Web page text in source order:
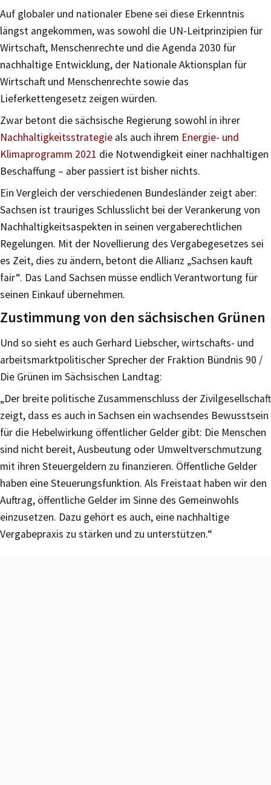
Auf globaler und nationaler Ebene sei diese Erkenntnis
längst angekommen, was sowohl die UN-Leitprinzipien für
Wirtschaft, Menschenrechte und die Agenda 2030 für
nachhaltige Entwicklung, der Nationale Aktionsplan für
Wirtschaft und Menschenrechte sowie das
Lieferkettengesetz zeigen würden.
Zwar betont die sächsische Regierung sowohl in ihrer
Nachhaltigkeitsstrategie als auch ihrem Energie- und
Klimaprogramm 2021 die Notwendigkeit einer nachhaltigen
Beschaffung – aber passiert ist bisher nichts.
Ein Vergleich der verschiedenen Bundesländer zeigt aber:
Sachsen ist trauriges Schlusslicht bei der Verankerung von
Nachhaltigkeitsaspekten in seinen vergaberechtlichen
Regelungen. Mit der Novellierung des Vergabegesetzes sei
es Zeit, dies zu ändern, betont die Allianz „Sachsen kauft
fair“. Das Land Sachsen müsse endlich Verantwortung für
seinen Einkauf übernehmen.
Zustimmung von den sächsischen Grünen
Und so sieht es auch Gerhard Liebscher, wirtschafts- und
arbeitsmarktpolitischer Sprecher der Fraktion Bündnis 90 /
Die Grünen im Sächsischen Landtag:
„Der breite politische Zusammenschluss der Zivilgesellschaft
zeigt, dass es auch in Sachsen ein wachsendes Bewusstsein
für die Hebelwirkung öffentlicher Gelder gibt: Die Menschen
sind nicht bereit, Ausbeutung oder Umweltverschmutzung
mit ihren Steuergeldern zu finanzieren. Öffentliche Gelder
haben eine Steuerungsfunktion. Als Freistaat haben wir den
Auftrag, öffentliche Gelder im Sinne des Gemeinwohls
einzusetzen. Dazu gehört es auch, eine nachhaltige
Vergabepraxis zu stärken und zu unterstützen.“